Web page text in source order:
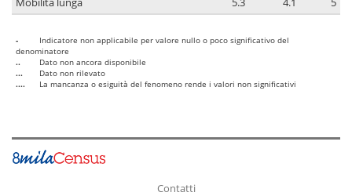
Mobilità lunga
5.3 4.1 5
-
Indicatore non applicabile per valore nullo o poco significativo del
denominatore
..
Dato non ancora disponibile
...
Dato non rilevato
....
La mancanza o esiguità del fenomeno rende i valori non significativi
Contatti